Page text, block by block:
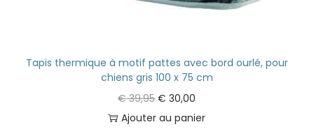
Tapis thermique à motif pattes avec bord ourlé, pour
chiens gris 100 x 75 cm
€39,95 € 30,00
Ajouter au panier